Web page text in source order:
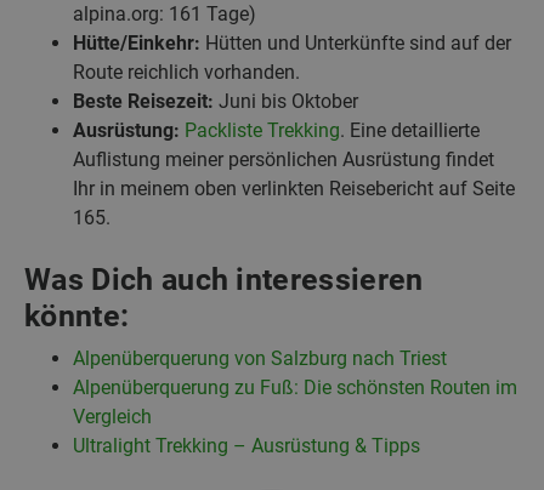
alpina.org: 161 Tage)
Hütte/Einkehr: Hütten und Unterkünfte sind auf der
Route reichlich vorhanden.
Beste Reisezeit: Juni bis Oktober
Ausrüstung: Packliste Trekking. Eine detaillierte
Auflistung meiner persönlichen Ausrüstung findet
Ihr in meinem oben verlinkten Reisebericht auf Seite
165.
Was Dich auch interessieren
könnte:
Alpenüberquerung von Salzburg nach Triest
Alpenüberquerung zu Fuß: Die schönsten Routen im
Vergleich
Ultralight Trekking – Ausrüstung & Tipps